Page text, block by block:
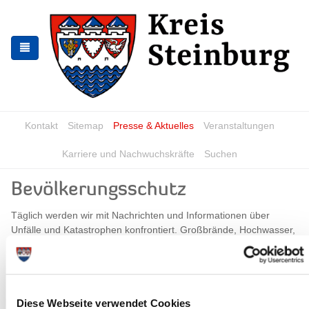
Diese Webseite verwendet Cookies
springen
springen
Kontakt Sitemap Presse & Aktuelles Veranstaltungen
Karriere und Nachwuchskräfte Suchen
Bevölkerungsschutz
Täglich werden wir mit Nachrichten und Informationen über
Unfälle und Katastrophen konfrontiert. Großbrände, Hochwasser,
Chemieunfälle, Stromausfall oder andere plötzlich auftretende
Gefahren können jeden von uns treffen. Für eine umfassende
Gefahrenabwehr steht der Bevölkerung ein umfangreiches
zur alltäglichen Hilfeleistung bereitstehen, unterhalten Bund,